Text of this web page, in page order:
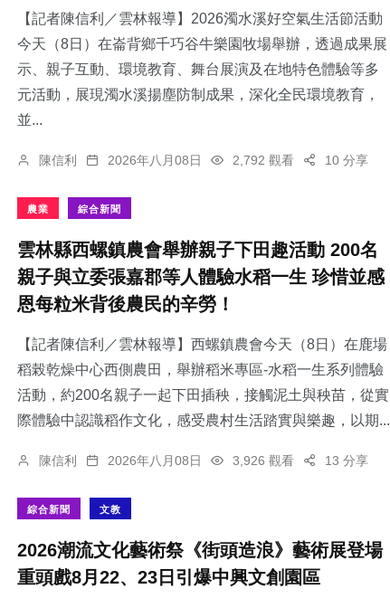
【記者陳信利／雲林報導】2026濁水溪好空氣生活節活動
今天（8日）在崙背鄉千巧谷牛樂園牧場舉辦，透過成果展
示、親子互動、環境教育、舞台展演及在地特色體驗等多
元活動，展現濁水溪揚塵防制成果，深化全民環境教育，
並...
陳信利 2026年八月08日 2,792 觀看 10 分享
農業 綜合新聞
雲林縣西螺鎮農會舉辦親子下田趣活動 200名
親子與立委張嘉郡等人體驗水稻一生 珍惜並感
恩每粒米背後農民的辛勞！
【記者陳信利／雲林報導】西螺鎮農會今天（8日）在鹿場
稻榖乾燥中心西側農田，舉辦稻米專區-水稻一生系列體驗
活動，約200名親子一起下田插秧，接觸泥土與秧苗，從實
際體驗中認識稻作文化，感受農村生活踏實與樂趣，以期...
陳信利 2026年八月08日 3,926 觀看 13 分享
綜合新聞 文教
2026潮流文化藝術祭《街頭造浪》藝術展登場
重頭戲8月22、23日引爆中興文創園區
694+ 63+ 148
旅遊
社會 大陸